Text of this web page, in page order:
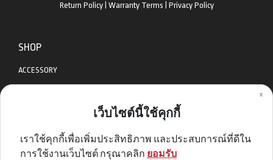
x
เว็บไซต์นี้ใช้คุกกี้
เราใช้คุกกี้เพื่อเพิ่มประสิทธิภาพ และประสบการณ์ที่ดีใน
การใช้งานเว็บไซต์ กรุณาคลิก ยอมรับ
Return Policy| Warranty Terms Privacy Policy
SHOP
ACCESSORY
DIABLO BIKE